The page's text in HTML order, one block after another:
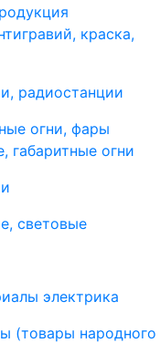
краска,
радиостанции
огни, фары
габаритные огни
световые
электрика
(товары народного